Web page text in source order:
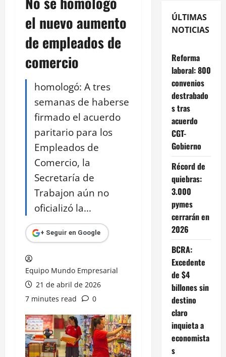
el nuevo aumento
de empleados de
comercio
homologó: A tres
semanas de haberse
firmado el acuerdo
paritario para los
Empleados de
Comercio, la
Secretaría de
Trabajon aún no
oficializó la...
+ Seguir en Google
Equipo Mundo Empresarial
21 de abril de 2026
7 minutes read
0
ÚLTIMAS
NOTICIAS
Reforma
laboral: 800
convenios
destrabado
s tras
acuerdo
CGT-
Gobierno
Récord de
quiebras:
3.000
pymes
cerrarán en
2026
BCRA:
Excedente
de $4
billones sin
destino
claro
inquieta a
economista
s